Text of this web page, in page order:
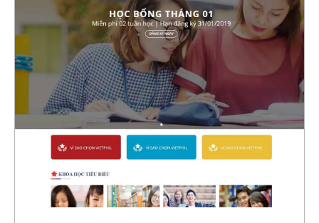
4633
CHI TIẾT
XEM THỰC TẾ